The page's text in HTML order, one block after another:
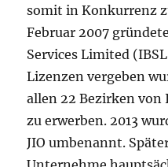
somit in Konkurrenz
Februar 2007
Services Limited
Lizenzen vergeben
allen 22 Bezirken
zu erwerben. 2013
JIO umbenannt.